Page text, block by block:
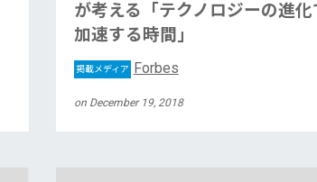
が考える「テクノロジーの進化
加速する時間」
掲載メディア Forbes
on December 19, 2018